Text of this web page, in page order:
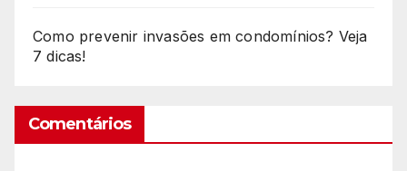
Como prevenir invasões em condomínios? Veja
7 dicas!
Comentários